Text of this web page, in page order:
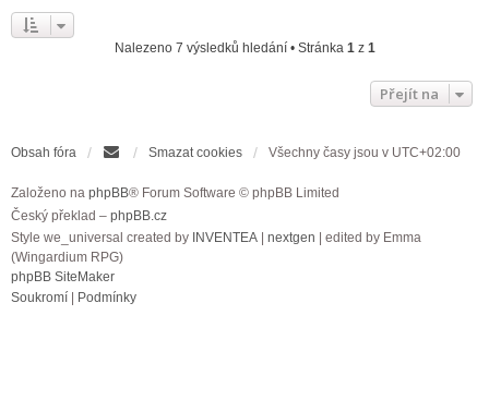
Nalezeno 7 výsledků hledání • Stránka 1z 1
Přejít na
Obsah fóra Smazat cookies Všechny časy jsou v UTC+02:00
Založeno na phpBB® Forum Software © phpBB Limited
Český překlad – phpBB.cz
Style we_universal created by INVENTEA nextgen | edited by Emma
(Wingardium RPG)
phpBB SiteMaker
Soukromí
Podmínky